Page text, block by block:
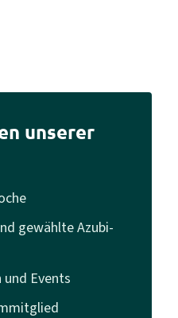
unserer
gewählte Azubi-
und Events